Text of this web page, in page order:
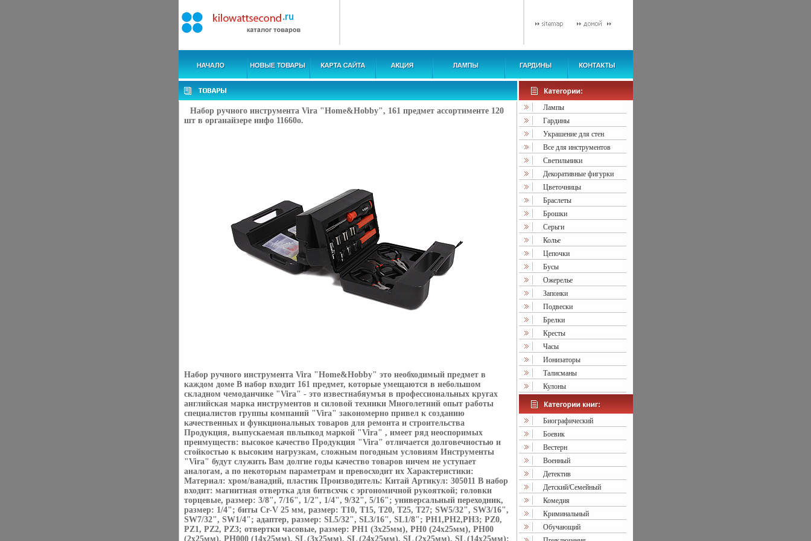
Набор ручного инструмента Vira "Home&Hobby", 161 предмет ассортименте 120
шт в органайзере инфо 11660o.
Набор ручного инструмента Vira "Home&Hobby" это необходимый предмет в
каждом доме В набор входит 161 предмет, которые умещаются в небольшом
складном чемоданчике "Vira" - это известнабяумъя в профессиональных кругах
английская марка инструментов и силовой техники Многолетний опыт работы
специалистов группы компаний "Vira" закономерно привел к созданию
качественных и функциональных товаров для ремонта и строительства
Продукция, выпускаемая пвльпкод маркой "Vira" , имеет ряд неоспоримых
преимуществ: высокое качество Продукция "Vira" отличается долговечностью и
стойкостью к высоким нагрузкам, сложным погодным условиям Инструменты
"Vira" будут служить Вам долгие годы качество товаров ничем не уступает
аналогам, а по некоторым параметрам и превосходит их Характеристики:
Материал: хром/ванадий, пластик Производитель: Китай Артикул: 305011 В набор
входит: магнитная отвертка для битвсхчк с эргономичной рукояткой; головки
торцевые, размер: 3/8", 7/16", 1/2", 1/4", 9/32", 5/16"; универсальный переходник,
размер: 1/4"; биты Cr-V 25 мм, размер: T10, T15, T20, T25, T27; SW5/32", SW3/16",
SW7/32", SW1/4"; адаптер, размер: SL5/32", SL3/16", SL1/8"; PH1,PH2,PH3; PZ0,
PZ1, PZ2, PZ3; отвертки часовые, размер: PH1 (3х25мм), PH0 (24х25мм), PH00
(2х25мм), PH000 (14х25мм), SL (3х25мм), SL (24х25мм), SL (2х25мм), SL (14х25мм);
Лампы
Гардины
Украшение для стен
Все для инструментов
Светильники
Декоративные фигурки
Цветочницы
Браслеты
Брошки
Серьги
Колье
Цепочки
Бусы
Ожерелье
Запонки
Подвески
Брелки
Кресты
Часы
Ионизаторы
Талисманы
Кулоны
Биографический
Боевик
Вестерн
Военный
Детектив
Детский/Семейный
Комедия
Криминальный
Обучающий